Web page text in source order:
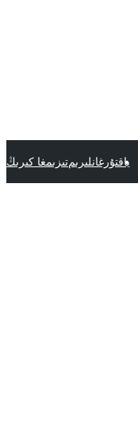
ياقتۇرغانلىرىمتىزىمغا كىرىڭ